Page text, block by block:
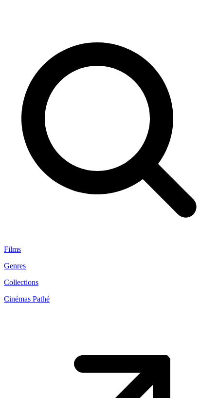
Films
Genres
Collections
Cinémas Pathé